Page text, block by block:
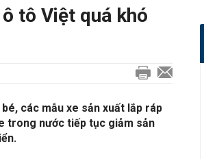
tô Việt quá khó
các mẫu xe sản xuất lắp ráp
trong nước tiếp tục giảm sản